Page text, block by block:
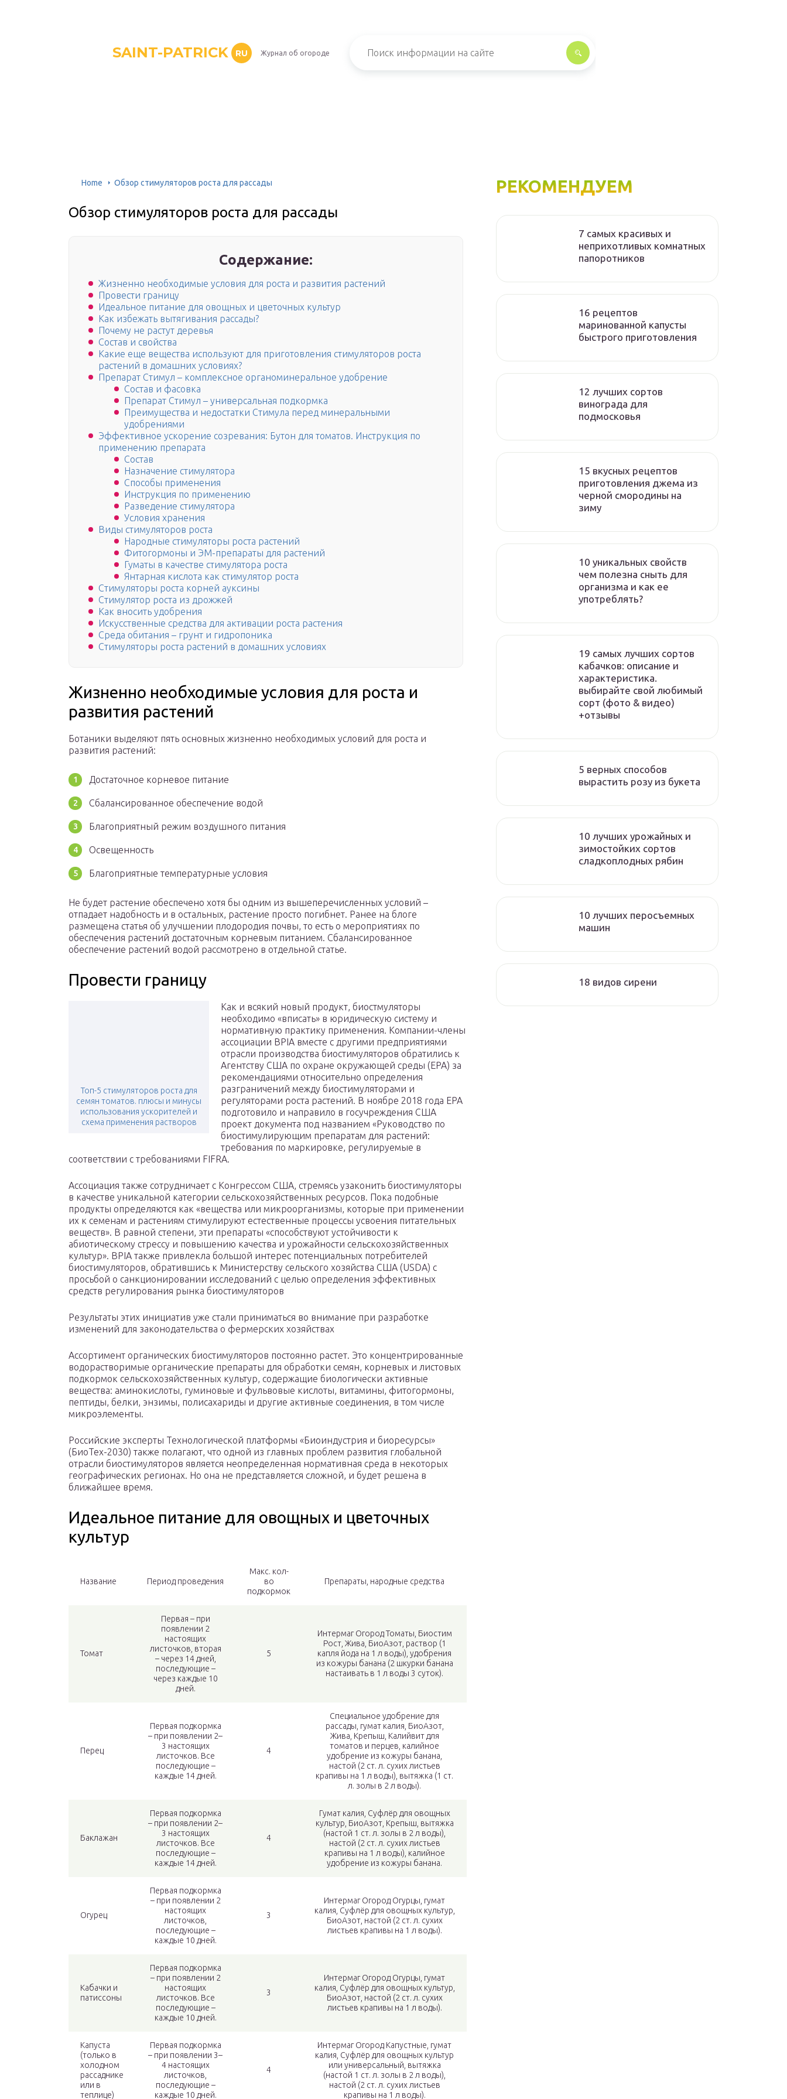
SAINT-PATRICK RU Журнал об огороде
Home Обзор стимуляторов роста для рассады
Обзор стимуляторов роста для рассады
Содержание:
Жизненно необходимые условия для роста и развития растений
Провести границу
Идеальное питание для овощных и цветочных культур
Как избежать вытягивания рассады?
Почему не растут деревья
Состав и свойства
Какие еще вещества используют для приготовления стимуляторов роста
растений в домашних условиях?
Препарат Стимул – комплексное органоминеральное удобрение
Состав и фасовка
Препарат Стимул – универсальная подкормка
Преимущества и недостатки Стимула перед минеральными
удобрениями
Эффективное ускорение созревания: Бутон для томатов. Инструкция по
применению препарата
Состав
Назначение стимулятора
Способы применения
Инструкция по применению
Разведение стимулятора
Условия хранения
Виды стимуляторов роста
Народные стимуляторы роста растений
Фитогормоны и ЭМ-препараты для растений
Гуматы в качестве стимулятора роста
Янтарная кислота как стимулятор роста
Стимуляторы роста корней ауксины
Стимулятор роста из дрожжей
Как вносить удобрения
Искусственные средства для активации роста растения
Среда обитания – грунт и гидропоника
Стимуляторы роста растений в домашних условиях
Жизненно необходимые условия для роста и
развития растений
Ботаники выделяют пять основных жизненно необходимых условий для роста и
развития растений:
Достаточное корневое питание
Сбалансированное обеспечение водой
Благоприятный режим воздушного питания
Освещенность
Благоприятные температурные условия
Не будет растение обеспечено хотя бы одним из вышеперечисленных условий –
отпадает надобность и в остальных, растение просто погибнет. Ранее на блоге
размещена статья об улучшении плодородия почвы, то есть о мероприятиях по
обеспечения растений достаточным корневым питанием. Сбалансированное
обеспечение растений водой рассмотрено в отдельной статье.
Провести границу
Топ-5 стимуляторов роста для
семян томатов. плюсы и минусы
использования ускорителей и
схема применения растворов
Как и всякий новый продукт, биостмуляторы
необходимо «вписать» в юридическую систему и
нормативную практику применения. Компании-члены
ассоциации BPIA вместе с другими предприятиями
отрасли производства биостимуляторов обратились к
Агентству США по охране окружающей среды (EPA) за
рекомендациями относительно определения
разграничений между биостимуляторами и
регуляторами роста растений. В ноябре 2018 года EPA
подготовило и направило в госучреждения США
проект документа под названием «Руководство по
биостимулирующим препаратам для растений:
требования по маркировке, регулируемые в
соответствии с требованиями FIFRA.
Ассоциация также сотрудничает с Конгрессом США, стремясь узаконить биостимуляторы
в качестве уникальной категории сельскохозяйственных ресурсов. Пока подобные
продукты определяются как «вещества или микроорганизмы, которые при применении
их к семенам и растениям стимулируют естественные процессы усвоения питательных
веществ». В равной степени, эти препараты «способствуют устойчивости к
абиотическому стрессу и повышению качества и урожайности сельскохозяйственных
культур». BPIA также привлекла большой интерес потенциальных потребителей
биостимуляторов, обратившись к Министерству сельского хозяйства США (USDA) с
просьбой о санкционировании исследований с целью определения эффективных
средств регулирования рынка биостимуляторов
Результаты этих инициатив уже стали приниматься во внимание при разработке
изменений для законодательства о фермерских хозяйствах
Ассортимент органических биостимуляторов постоянно растет. Это концентрированные
водорастворимые органические препараты для обработки семян, корневых и листовых
подкормок сельскохозяйственных культур, содержащие биологически активные
вещества: аминокислоты, гуминовые и фульвовые кислоты, витамины, фитогормоны,
пептиды, белки, энзимы, полисахариды и другие активные соединения, в том числе
микроэлементы.
Российские эксперты Технологической платформы «Биоиндустрия и биоресурсы»
(БиоТех-2030) также полагают, что одной из главных проблем развития глобальной
отрасли биостимуляторов является неопределенная нормативная среда в некоторых
географических регионах. Но она не представляется сложной, и будет решена в
ближайшее время.
Идеальное питание для овощных и цветочных
культур
Название Период проведения
Макс. кол-
во
подкормок
Препараты, народные средства
Томат
Первая – при
появлении 2
настоящих
листочков, вторая
– через 14 дней,
последующие –
через каждые 10
дней.
5
Интермаг Огород Томаты, Биостим
Рост, Жива, БиоАзот, раствор (1
капля йода на 1 л воды), удобрения
из кожуры банана (2 шкурки банана
настаивать в 1 л воды 3 суток).
Перец
Первая подкормка
– при появлении 2–
3 настоящих
листочков. Все
последующие –
каждые 14 дней.
4
Специальное удобрение для
рассады, гумат калия, БиоАзот,
Жива, Крепыш, Калийвит для
томатов и перцев, калийное
удобрение из кожуры банана,
настой (2 ст. л. сухих листьев
крапивы на 1 л воды), вытяжка (1 ст.
л. золы в 2 л воды).
Баклажан
Первая подкормка
– при появлении 2–
3 настоящих
листочков. Все
последующие –
каждые 14 дней.
4
Гумат калия, Суфлёр для овощных
культур, БиоАзот, Крепыш, вытяжка
(настой 1 ст. л. золы в 2 л воды),
настой (2 ст. л. сухих листьев
крапивы на 1 л воды), калийное
удобрение из кожуры банана.
Огурец
Первая подкормка
– при появлении 2
настоящих
листочков,
последующие –
каждые 10 дней.
3
Интермаг Огород Огурцы, гумат
калия, Суфлёр для овощных культур,
БиоАзот, настой (2 ст. л. сухих
листьев крапивы на 1 л воды).
Кабачки и
патиссоны
Первая подкормка
– при появлении 2
настоящих
листочков. Все
последующие –
каждые 10 дней.
3
Интермаг Огород Огурцы, гумат
калия, Суфлёр для овощных культур,
БиоАзот, настой (2 ст. л. сухих
листьев крапивы на 1 л воды).
Капуста
(только в
холодном
рассаднике
или в
теплице)
Первая подкормка
– при появлении 3–
4 настоящих
листочков,
последующие –
каждые 10 дней.
4
Интермаг Огород Капустные, гумат
калия, Суфлёр для овощных культур
или универсальный, вытяжка
(настой 1 ст. л. золы в 2 л воды),
настой (2 ст. л. сухих листьев
крапивы на 1 л воды).
РЕКОМЕНДУЕМ
7 самых красивых и
неприхотливых комнатных
папоротников
16 рецептов
маринованной капусты
быстрого приготовления
12 лучших сортов
винограда для
подмосковья
15 вкусных рецептов
приготовления джема из
черной смородины на
зиму
10 уникальных свойств
чем полезна сныть для
организма и как ее
употреблять?
19 самых лучших сортов
кабачков: описание и
характеристика.
выбирайте свой любимый
сорт (фото & видео)
+отзывы
5 верных способов
вырастить розу из букета
10 лучших урожайных и
зимостойких сортов
сладкоплодных рябин
10 лучших перосъемных
машин
18 видов сирени